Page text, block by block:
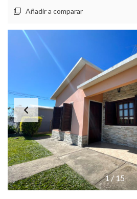
Añadir a comparar
1/15